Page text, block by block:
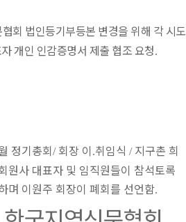
회 법인등기부등본 변경을 위해 각 시도
개인 인감증명서 제출 협조 요청.
정기총회/ 회장 이.취임식 / 지구촌 희
원사 대표자 및 임직원들이 참석토록
며 이원주 회장이 폐회를 선언함.